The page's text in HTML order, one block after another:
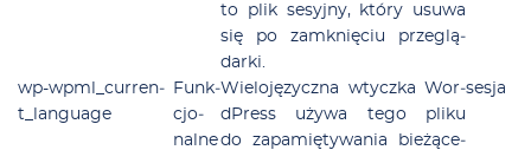
to plik se­syj­ny, któ­ry usu­wa
się po za­mknię­ciu prze­glą­
dar­ki.
wp-wpm­l_cur­ren­
t_lan­gu­age
Funk­
cjo­
nal­ne
Wie­lo­ję­zycz­na wtycz­ka Wor­
dPress uży­wa te­go pli­ku
do za­pa­mię­ty­wa­nia bie­żą­ce­
se­sja